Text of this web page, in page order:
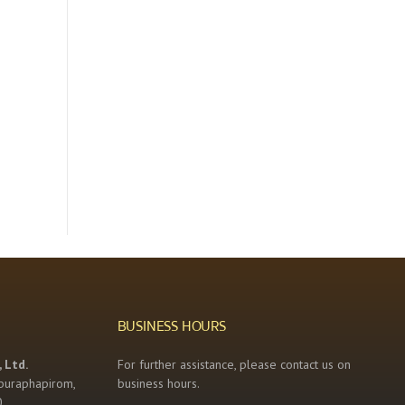
Ltd.
BUSINESS HOURS
For further assistance, please contact us on
business hours.